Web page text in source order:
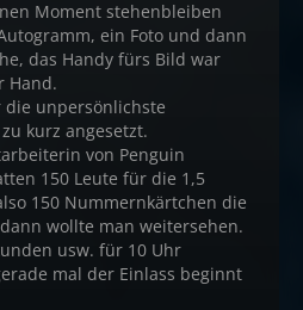
Moment stehenbleiben
ein Foto und dann
das Handy fürs Bild war
Hand.
die unpersönlichste
kurz angesetzt.
von Penguin
150 Leute für die 1,5
150 Nummernkärtchen die
wollte man weitersehen.
usw. für 10 Uhr
mal der Einlass beginnt